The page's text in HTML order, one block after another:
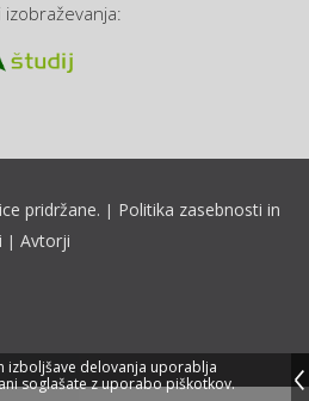
pridržane. | Politika zasebnosti in
| Avtorji
izboljšave delovanja uporablja
soglašate z uporabo piškotkov.